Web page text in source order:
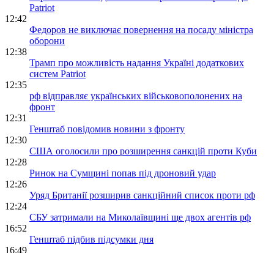
Patriot
12:42
Федоров не виключає повернення на посаду міністра
оборони
12:38
Трамп про можливість надання Україні додаткових
систем Patriot
12:35
рф відправляє українських військовополонених на
фронт
12:31
Генштаб повідомив новини з фронту
12:30
США оголосили про розширення санкцій проти Куби
12:28
Ринок на Сумщині попав під дроновий удар
12:26
Уряд Британії розширив санкційний список проти рф
12:24
СБУ затримали на Миколаївщині ще двох агентів рф
16:52
Генштаб підбив підсумки дня
16:49